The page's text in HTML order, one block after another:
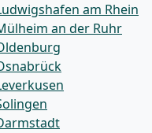
am Rhein
an der Ruhr